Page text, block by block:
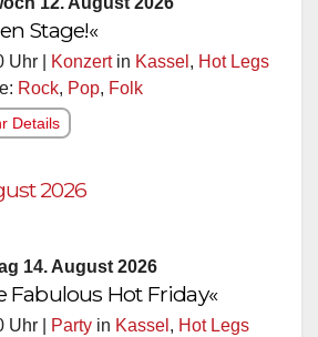
Stage!«
Uhr | Konzertin Kassel , Hot Legs
Rock, Pop, Folk
Details
2026
14. August 2026
Fabulous Hot Friday«
Uhr | Party in Kassel , Hot Legs